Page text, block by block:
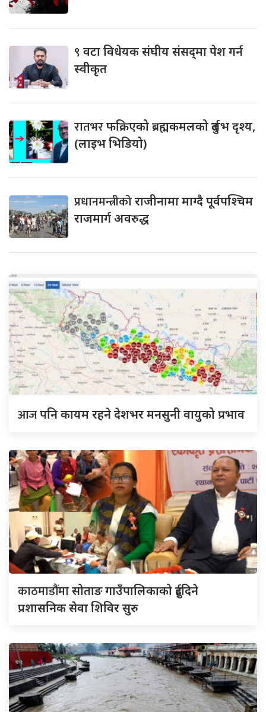
९ वटा विधेयक संघीय संसद्‌मा पेश गर्न
स्वीकृत
रातभरफक्रिएको ब्रह्मकमलको दुर्लभ दृश्य,
(लाइभ भिडियो)
प्रधानमन्त्रीकोराजीनामा माग्दै पूर्वपश्चिम
राजमार्ग अवरुद्ध
आजपनि कायम रहने देशभर मनसुनी वायुको प्रभाव
काठमाडौंमासोताङ गाउँपालिकाको दुईदिने
प्रशासनिक सेवा शिविर सुरु